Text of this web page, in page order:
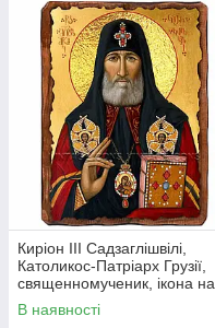
Киріон III Садзаглішвілі,
Католикос-Патріарх Грузії,
священномученик, ікона на
дереві 130х170 мм (П-4544-
1)
В наявності